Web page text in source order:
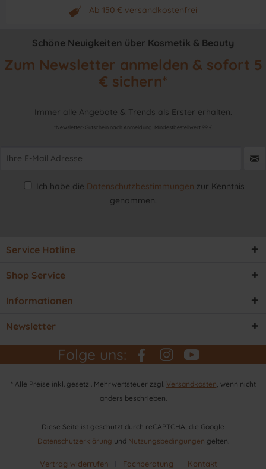
Neuwertiges & aktuelles Produkt
Ab 150 € versandkostenfrei
Originalprodukt vom Hersteller
Schöne Neuigkeiten über Kosmetik & Beauty
Zum Newsletter anmelden & sofort 5
€ sichern*
Immer alle Angebote & Trends als Erster erhalten.
*Newsletter-Gutschein nach Anmeldung. Mindestbestellwert 99 €
Ich habe die Datenschutzbestimmungen zur Kenntnis
genommen.
Service Hotline
Shop Service
Informationen
Newsletter
Folge uns:
* Alle Preise inkl. gesetzl. Mehrwertsteuer zzgl. Versandkosten , wenn nicht
anders beschrieben.
Diese Seite ist geschützt durch reCAPTCHA, die Google
Datenschutzerklärung und Nutzungsbedingungen gelten.
Vertrag widerrufen Fachberatung Kontakt